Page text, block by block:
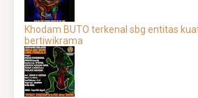
Khodam BUTO terkenal sbg entitas
bertiwikrama